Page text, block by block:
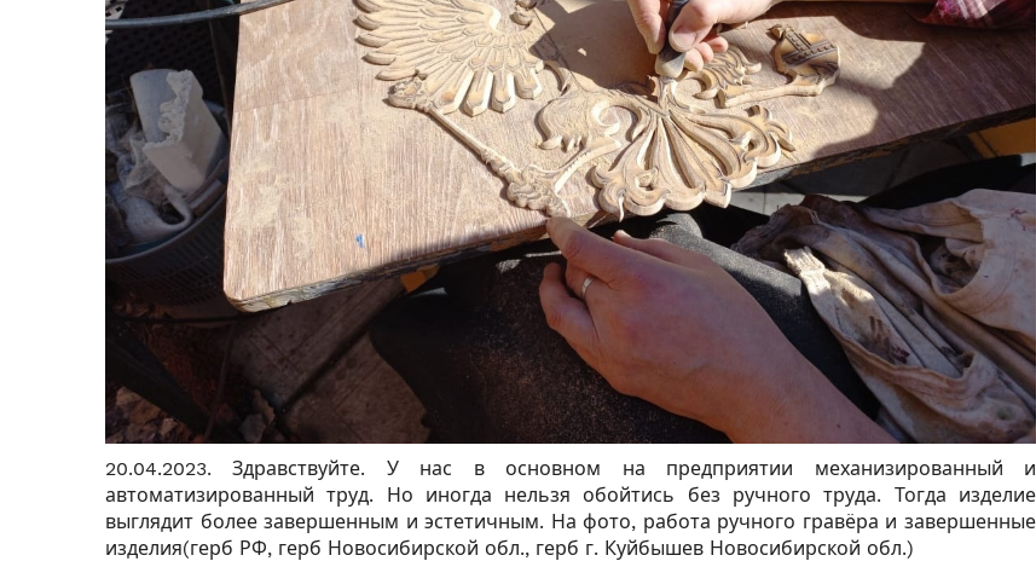
20.04.2023. Здравствуйте. У нас в основном на предприятии механизированный и
автоматизированный труд. Но иногда нельзя обойтись без ручного труда. Тогда изделие
выглядит более завершенным и эстетичным. На фото, работа ручного гравёра и завершенные
изделия(герб РФ, герб Новосибирской обл., герб г. Куйбышев Новосибирской обл.)